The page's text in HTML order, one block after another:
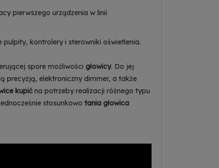
pierwszego urządzenia w linii
kontrolery i sterowniki oświetlenia.
spore możliwości głowicy. Do jej
precyzją, elektroniczny dimmer, a także
kupićna potrzeby realizacji różnego typu
stosunkowo tania głowica